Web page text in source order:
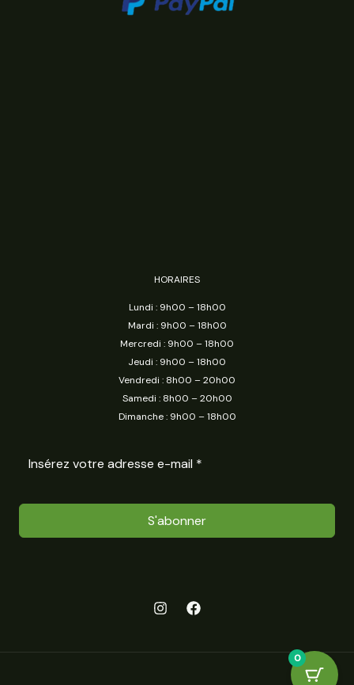
HORAIRES
Lundi : 9h00 – 18h00
Mardi : 9h00 – 18h00
Mercredi : 9h00 – 18h00
Jeudi : 9h00 – 18h00
Vendredi : 8h00 – 20h00
Samedi : 8h00 – 20h00
Dimanche : 9h00 – 18h00
S'abonner
0